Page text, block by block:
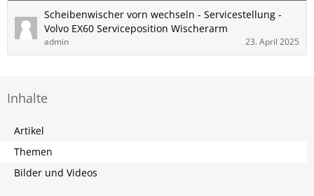
Scheibenwischer vorn wechseln - Servicestellung -
Volvo​ EX60 Serviceposition Wischerarm
admin 23. April 2025
Inhalte
Artikel
Themen
Bilder und Videos